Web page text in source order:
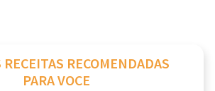
RECEITAS RECOMENDADAS
PARA VOCE